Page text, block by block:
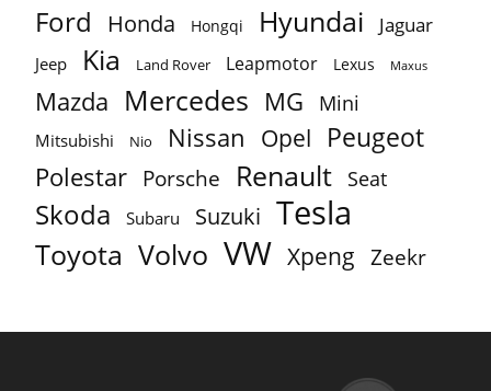
Ford Honda Hongqi Hyundai Jaguar
Jeep Kia Land Rover Leapmotor Lexus Maxus
Mazda Mercedes MG Mini
Mitsubishi Nio Nissan Opel Peugeot
Polestar Porsche Renault Seat
Skoda Subaru Suzuki Tesla
Toyota Volvo VW Xpeng Zeekr